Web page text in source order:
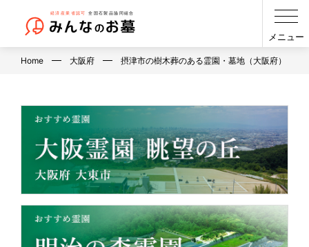
メニュー
Home 大阪府 摂津市の樹木葬のある霊園・墓地（大阪府）